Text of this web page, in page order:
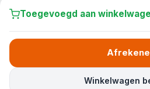
Toegevoegd aan
Winkelwagen